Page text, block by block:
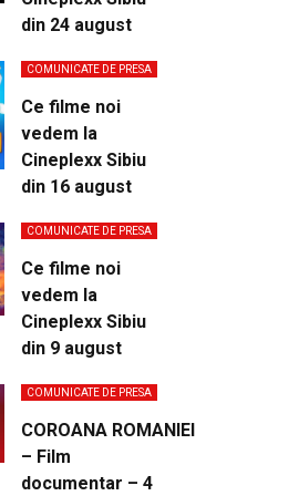
din 24 august
COMUNICATE DE PRESA
Ce filme noi
vedem la
Cineplexx Sibiu
din 16 august
COMUNICATE DE PRESA
Ce filme noi
vedem la
Cineplexx Sibiu
din 9 august
COMUNICATE DE PRESA
COROANA ROMANIEI
– Film
documentar – 4